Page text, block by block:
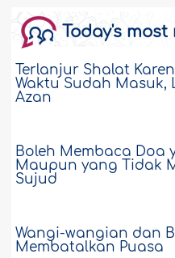
Today's most
Terlanjur Shalat
Waktu Sudah
Azan
Boleh Membaca Doa
Maupun yang Tidak
Sujud
Wangi-wangian dan
Membatalkan Puasa